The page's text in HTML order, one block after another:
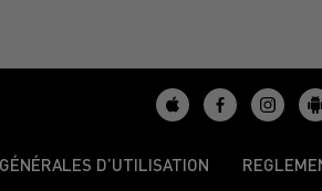
D’UTILISATION